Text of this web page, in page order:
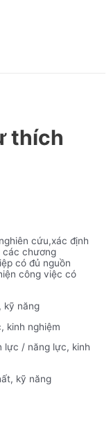
thích
cứu,xác định
chương
có đủ nguồn
công việc có
kỹ năng
kinh nghiệm
lực / năng lực, kinh
kỹ năng